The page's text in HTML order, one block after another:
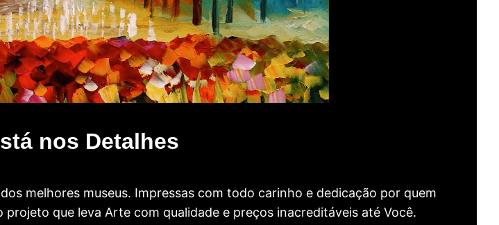
nos Detalhes
melhores museus. Impressas com todo carinho e dedicação por quem
que leva Arte com qualidade e preços inacreditáveis até Você.